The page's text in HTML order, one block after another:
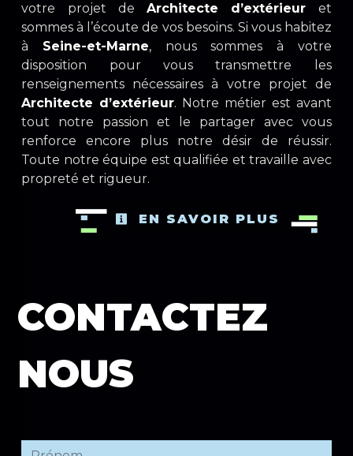
votre projet deArchitecte d’extérieur et
sommes à l’écoute de vos besoins. Si vous habitez
à Seine-et-Marne, nous sommes à votre
disposition pour vous transmettre les
renseignements nécessaires à votre projet de
Architecte d’extérieur. Notre métier est avant
tout notre passion et le partager avec vous
renforce encore plus notre désir de réussir.
Toute notre équipe est qualifiée et travaille avec
propreté et rigueur.
EN SAVOIR PLUS
CONTACTEZ
NOUS